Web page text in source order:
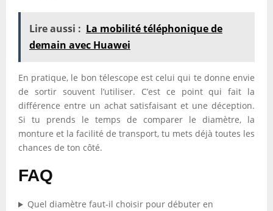
Lire aussi : La mobilité téléphonique de
demain avec Huawei
En pratique, le bon télescope est celui qui te donne envie
de sortir souvent l’utiliser. C’est ce point qui fait la
différence entre un achat satisfaisant et une déception.
Si tu prends le temps de comparer le diamètre, la
monture et la facilité de transport, tu mets déjà toutes les
chances de ton côté.
FAQ
Quel diamètre faut-il choisir pour débuter en